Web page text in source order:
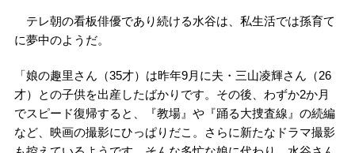
テレ朝の看板俳優であり続ける水谷は、私生活では孫育て
に夢中のようだ。
「娘の趣里さん（35才）は昨年9月に夫・三山凌輝さん（26
才）との子供を出産したばかりです。その後、わずか2か月
でスピード復帰すると、『教場』や『踊る大捜査線』の続編
など、映画の撮影にひっぱりだこ。さらに新たなドラマ撮影